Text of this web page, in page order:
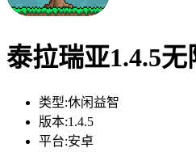
泰拉瑞亚1.4.5
类型:休闲益智
版本:1.4.5
平台:安卓